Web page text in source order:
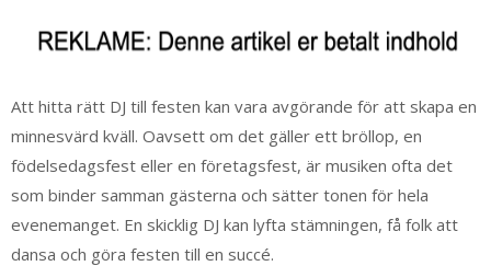
Att hitta rätt DJ till festen kan vara avgörande för att skapa en
minnesvärd kväll. Oavsett om det gäller ett bröllop, en
födelsedagsfest eller en företagsfest, är musiken ofta det
som binder samman gästerna och sätter tonen för hela
evenemanget. En skicklig DJ kan lyfta stämningen, få folk att
dansa och göra festen till en succé.